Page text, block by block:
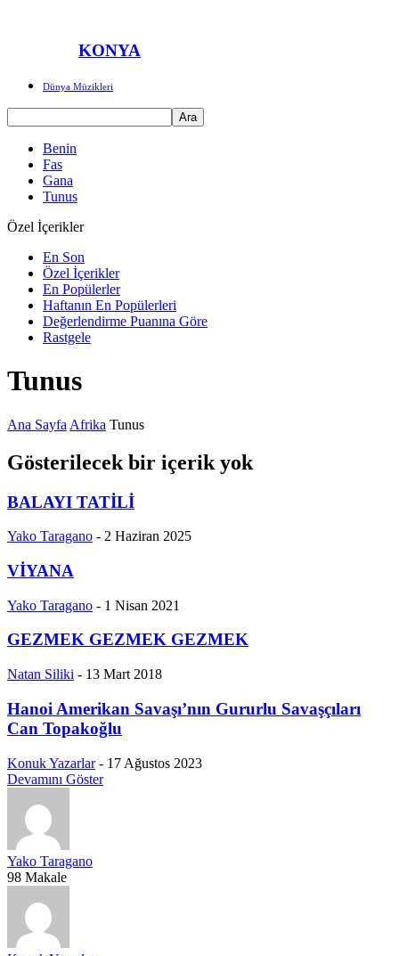
KONYA
Dünya Müzikleri
Benin
Fas
Gana
Tunus
Özel İçerikler
En Son
Özel İçerikler
En Popülerler
Haftanın En Popülerleri
Değerlendirme Puanına Göre
Rastgele
Tunus
Ana Sayfa Afrika Tunus
Gösterilecek bir içerik yok
BALAYI TATİLİ
Yako Taragano - 2 Haziran 2025
VİYANA
Yako Taragano - 1 Nisan 2021
GEZMEK GEZMEK GEZMEK
Natan Siliki - 13 Mart 2018
Hanoi Amerikan Savaşı’nın Gururlu Savaşçıları
Can Topakoğlu
Konuk Yazarlar - 17 Ağustos 2023
Devamını Göster
Yako Taragano
98 Makale